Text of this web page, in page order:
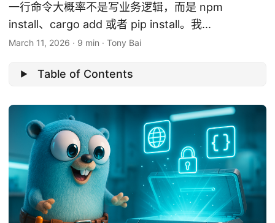
一行命令大概率不是写业务逻辑，而是 npm
install、cargo add 或者 pip install。我...
March 11, 2026 · 9 min · Tony Bai
Table of Contents